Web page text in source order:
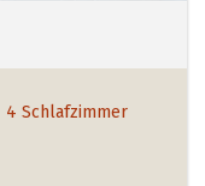
4 Schlafzimmer